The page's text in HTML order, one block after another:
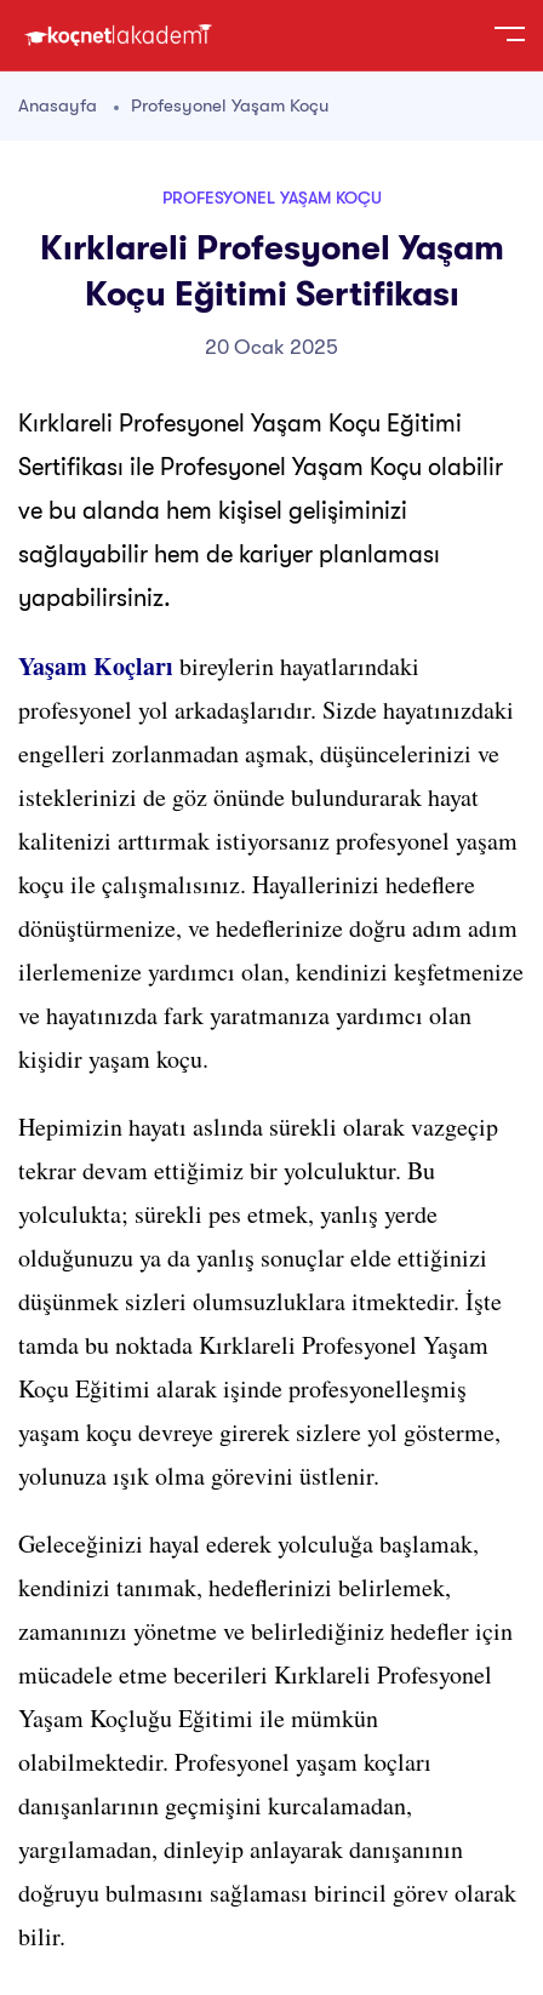
Anasayfa Profesyonel Yaşam Koçu
PROFESYONEL YAŞAM KOÇU
Kırklareli Profesyonel Yaşam
Koçu Eğitimi Sertifikası
20 Ocak 2025
Kırklareli Profesyonel Yaşam Koçu Eğitimi
Sertifikası ile Profesyonel Yaşam Koçu olabilir
ve bu alanda hem kişisel gelişiminizi
sağlayabilir hem de kariyer planlaması
yapabilirsiniz.
Yaşam Koçları bireylerin hayatlarındaki
profesyonel yol arkadaşlarıdır. Sizde hayatınızdaki
engelleri zorlanmadan aşmak, düşüncelerinizi ve
isteklerinizi de göz önünde bulundurarak hayat
kalitenizi arttırmak istiyorsanız profesyonel yaşam
koçu ile çalışmalısınız. Hayallerinizi hedeflere
dönüştürmenize, ve hedeflerinize doğru adım adım
ilerlemenize yardımcı olan, kendinizi keşfetmenize
ve hayatınızda fark yaratmanıza yardımcı olan
kişidir yaşam koçu.
Hepimizin hayatı aslında sürekli olarak vazgeçip
tekrar devam ettiğimiz bir yolculuktur. Bu
yolculukta; sürekli pes etmek, yanlış yerde
olduğunuzu ya da yanlış sonuçlar elde ettiğinizi
düşünmek sizleri olumsuzluklara itmektedir. İşte
tamda bu noktada Kırklareli Profesyonel Yaşam
Koçu Eğitimi alarak işinde profesyonelleşmiş
yaşam koçu devreye girerek sizlere yol gösterme,
yolunuza ışık olma görevini üstlenir.
Geleceğinizi hayal ederek yolculuğa başlamak,
kendinizi tanımak, hedeflerinizi belirlemek,
zamanınızı yönetme ve belirlediğiniz hedefler için
mücadele etme becerileri Kırklareli Profesyonel
Yaşam Koçluğu Eğitimi ile mümkün
olabilmektedir. Profesyonel yaşam koçları
danışanlarının geçmişini kurcalamadan,
yargılamadan, dinleyip anlayarak danışanının
doğruyu bulmasını sağlaması birincil görev olarak
bilir.